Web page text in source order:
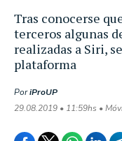
Tras conocerse
terceros algunas
realizadas a Siri,
plataforma
PoriProUP
29.08.2019 • 11:59hs •